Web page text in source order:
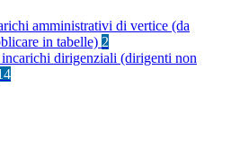
amministrativi di vertice (da
in tabelle) 2
dirigenziali (dirigenti non